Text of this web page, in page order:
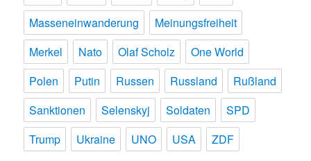
Masseneinwanderung
Meinungsfreiheit
Merkel
Nato Olaf Scholz
One World
Polen
Putin Russen Russland
Rußland
Sanktionen
Selenskyj Soldaten
SPD
Trump
Ukraine UNO USA ZDF